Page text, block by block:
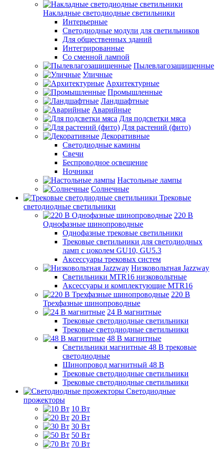
Накладные светодиодные светильники
Интерьерные
Светодиодные модули для светильников
Для общественных зданий
Интегрированные
Со сменной лампой
Пылевлагозащищенные
Уличные
Архитектурные
Промышленные
Ландшафтные
Аварийные
Для подсветки мяса
Для растений (фито)
Декоративные
Светодиодные камины
Свечи
Беспроводное освещение
Ночники
Настольные лампы
Солнечные
Трековые
светодиодные светильники
220 B
Однофазные шинопроводные
Однофазные трековые светильники
Трековые светильники для светодиодных
ламп с цоколем GU10, GU5.3
Аксессуары трековых систем
Низковольтная Jazzway
Светильники MTR16 низковольтные
Аксессуары и комплектующие MTR16
220 B
Трехфазные шинопроводные
24 B магнитные
Трековые светодиодные светильники
Трековые светодиодные светильники
48 B магнитные
Светильники магнитные 48 В трековые
светодиодные
Шинопровод магнитный 48 В
Трековые светодиодные светильники
Трековые светодиодные светильники
Светодиодные
прожекторы
10 Вт
20 Вт
30 Вт
50 Вт
70 Вт